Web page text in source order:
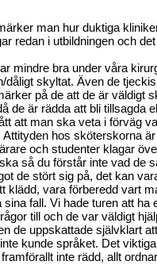
man hur duktiga
redan i utbildningen och
mindre bra under våra
dåligt skyltat. Även de
på de att de är väldigt
de är rädda att bli tillsagda
att man ska veta i förväg
Attityden hos sköterskorna
och studenter klagar
så du förstår inte vad de
de stört sig på, det kan
klädd, vara förberedd vart
sina fall. Vi hade turen att
till och de var väldigt
de uppskattade självklart
kunde språket. Det
inte rädd, allt